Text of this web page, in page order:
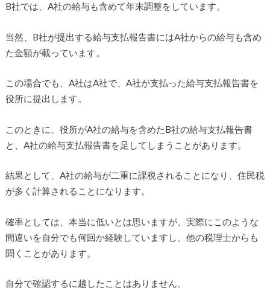
B社では、A社の給与も含めて年末調整をしています。
当然、B社が提出する給与支払報告書にはA社からの給与も含め
た金額が載っています。
この場合でも、A社はA社で、A社が支払った給与支払報告書を
役所に提出します。
このときに、役所がA社の給与を含めたB社の給与支払報告書
と、A社の給与支払報告書を足してしまうことがあります。
結果として、A社の給与が二重に課税されることになり、住民税
が多く計算されることになります。
確率としては、本当に低いとは思いますが、実際にこのような
間違いを自分でも何回か経験していますし、他の税理士からも
聞くことがあります。
自分で確認するに越したことはありません。